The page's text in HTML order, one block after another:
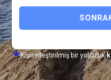
Kişiselleştirilmiş bir yolculuk